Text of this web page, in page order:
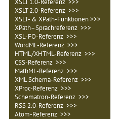
XSLT 1.0-Referenz >>>
XSLT 2.0-Referenz >>>
XSLT- & XPath-Funktionen >>>
XPath–Sprachreferenz >>>
XSL-FO-Referenz >>>
WordML-Referenz >>>
HTML/XHTML-Referenz >>>
CSS-Referenz >>>
MathML-Referenz >>>
XML Schema-Referenz >>>
XProc-Referenz >>>
Schematron-Referenz >>>
RSS 2.0-Referenz >>>
Atom-Referenz >>>